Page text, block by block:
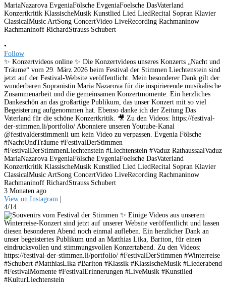
•
Follow
✨ Konzertvideos online ✨ Die Konzertvideos unseres Konzerts „Nacht und
Träume“ vom 29. März 2026 beim Festival der Stimmen Liechtenstein sind
jetzt auf der Festival-Website veröffentlicht. Mein besonderer Dank gilt der
wunderbaren Sopranistin Maria Nazarova für die inspirierende musikalische
Zusammenarbeit und die gemeinsamen Konzertmomente. Ein herzliches
Dankeschön an das großartige Publikum, das unser Konzert mit so viel
Begeisterung aufgenommen hat. Ebenso danke ich der Zeitung Das
Vaterland für die schöne Konzertkritik. 🎥 Zu den Videos: https://festival-
der-stimmen.li/portfolio/ Abonniere unseren Youtube-Kanal
@festivalderstimmenli um kein Video zu verpassen. Evgenia Fölsche
#NachtUndTräume #FestivalDerStimmen
#FestivalDerStimmenLiechtenstein #Liechtenstein #Vaduz RathaussaalVaduz
MariaNazarova EvgeniaFölsche EvgeniaFoelsche DasVaterland
Konzertkritik KlassischeMusik Kunstlied Lied LiedRecital Sopran Klavier
ClassicalMusic ArtSong ConcertVideo LiveRecording Rachmaninow
Rachmaninoff RichardStrauss Schubert
3 Monaten ago
View on Instagram |
4/14